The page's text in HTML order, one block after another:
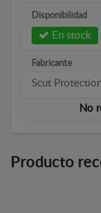
Disponibilidad
En stock
Fabricante
Scut Protection
No
Producto